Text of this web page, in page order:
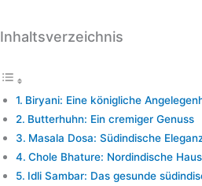
Inhaltsverzeichnis
Biryani: Eine königliche
Butterhuhn: Ein cremiger Genuss
Masala Dosa: Südindische
Chole Bhature: Nordindische
Idli Sambar: Das gesunde